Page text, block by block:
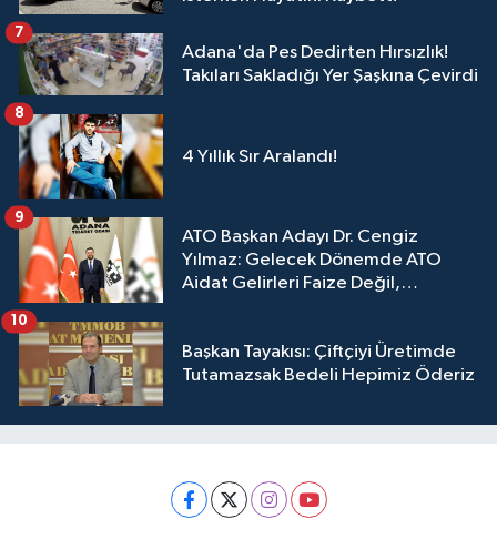
Adana'da Pes Dedirten Hırsızlık!
Takıları Sakladığı Yer Şaşkına Çevirdi
7
4 Yıllık Sır Aralandı!
8
ATO Başkan Adayı Dr. Cengiz
Yılmaz: Gelecek Dönemde ATO
Aidat Gelirleri Faize Değil,
9
Başkan Tayakısı: Çiftçiyi Üretimde
Tutamazsak Bedeli Hepimiz Öderiz
10